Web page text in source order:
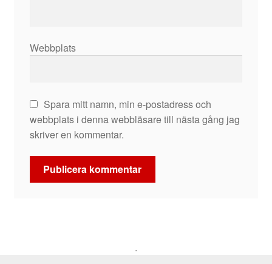
Webbplats
Spara mitt namn, min e-postadress och
webbplats i denna webbläsare till nästa gång jag
skriver en kommentar.
.